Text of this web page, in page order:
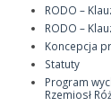
RODO –
RODO –
Koncepcja
Statuty
Program
Rzemiosł